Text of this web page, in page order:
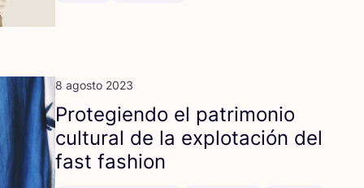
8 agosto 2023
Pro­te­gien­do el patri­mo­nio
cul­tu­ral de la explo­ta­ción del
fast fashion